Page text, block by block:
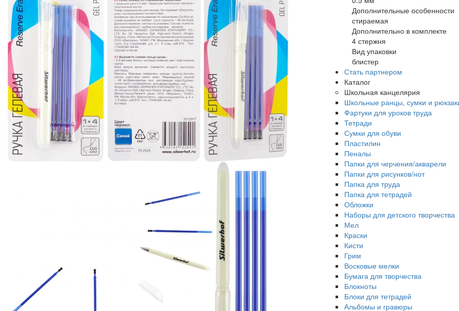
Дополнительные особенности
стираемая
Дополнительно в комплекте
4 стержня
Вид упаковки
блистер
Стать партнером
Каталог
Школьная канцелярия
Школьные ранцы, сумки и
Фартуки для уроков труда
Тетради
Сумки для обуви
Пластилин
Пеналы
Папки для черчения/акварели
Папки для рисунков/нот
Папка для труда
Папка для тетрадей
Обложки
Наборы для детского творчества
Мел
Краски
Кисти
Грим
Восковые мелки
Бумага для творчества
Блокноты
Блоки для тетрадей
Альбомы и гравюры